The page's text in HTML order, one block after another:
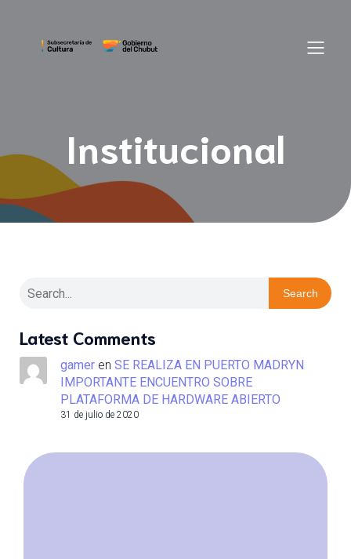
Institucional
Search
Latest Comments
gamer en SE REALIZA EN PUERTO MADRYN
IMPORTANTE ENCUENTRO SOBRE
PLATAFORMA DE HARDWARE ABIERTO
31 de julio de 2020